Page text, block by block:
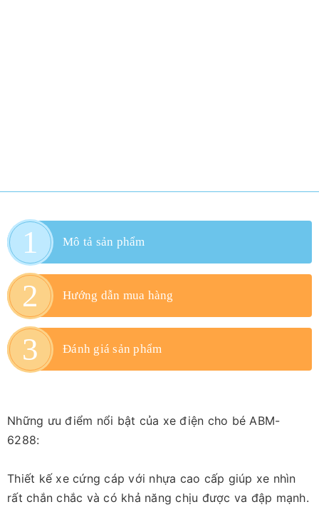
Mô tả sản phẩm
Hướng dẫn mua hàng
Đánh giá sản phẩm
Những ưu điểm nổi bật của xe điện cho bé ABM-
6288:
Thiết kế xe cứng cáp với nhựa cao cấp giúp xe nhìn
rất chắn chắc và có khả năng chịu được va đập mạnh.